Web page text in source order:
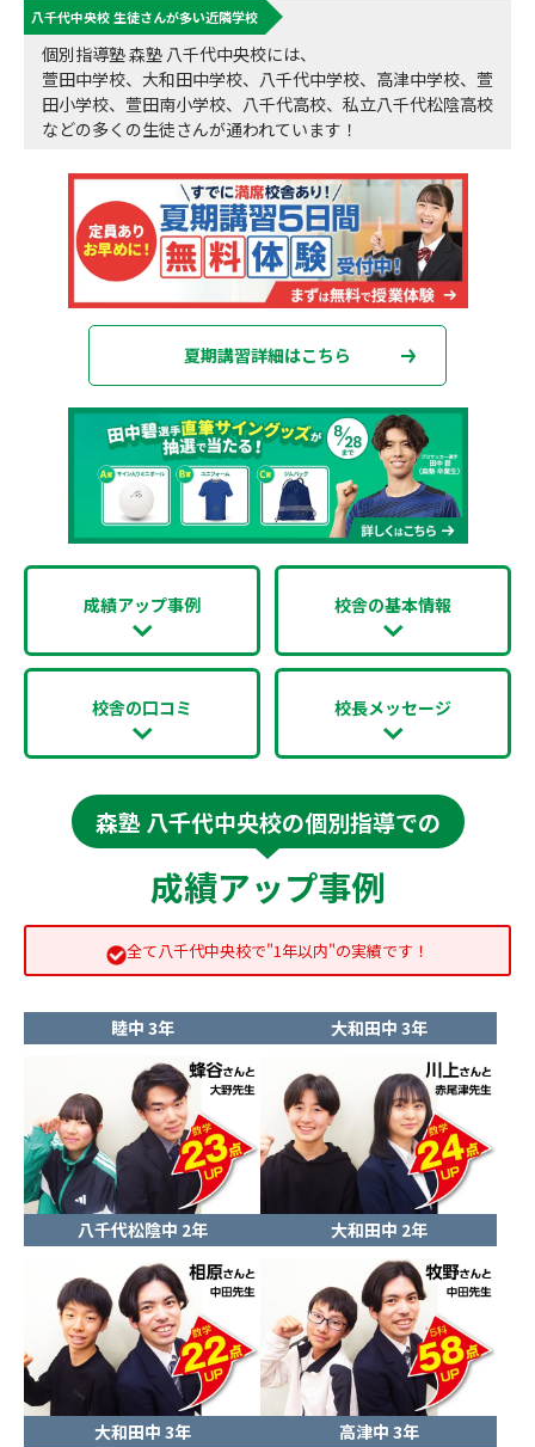
数字でなるほど！森塾
動画でわかる！森塾
森塾のお得なキャンペーン・割引制度
授業料等お問合わせはこちら
校舎一覧
八千代中央校 生徒さんが多い近隣学校
個別指導塾 森塾 八千代中央校には、
萱田中学校、大和田中学校、八千代中学校、高津中学校、萱
田小学校、萱田南小学校、八千代高校、私立八千代松陰高校
などの多くの生徒さんが通われています！
夏期講習詳細はこちら
成績アップ事例 校舎の基本情報
校舎の口コミ 校長メッセージ
森塾 八千代中央校の個別指導での
成績アップ事例
全て八千代中央校で"1年以内"の実績です！
睦中 3年 大和田中 3年
八千代松陰中 2年 大和田中 2年
大和田中 3年 高津中 3年